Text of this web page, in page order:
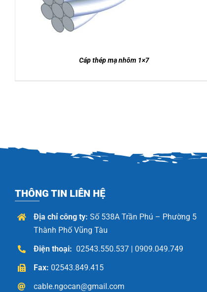
Cáp thép mạ nhôm 1×7
THÔNG TIN LIÊN HỆ
Địa chỉ công ty: Số 538A Trần Phú – Phường 5
Thành Phố Vũng Tàu
Điện thoại: 02543.550.537 | 0909.049.749
Fax: 02543.849.415
cable.ngocan@gmail.com